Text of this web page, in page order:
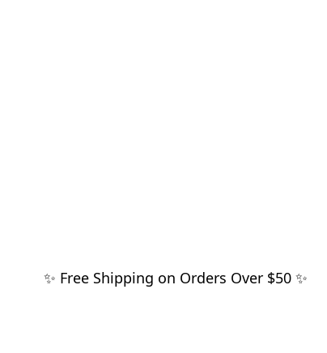
✨ Free Shipping on Orders Over $50 ✨